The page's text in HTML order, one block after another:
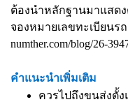
ต้องนำหลักฐานมาแสด
จองหมายเลขทะเบียนร
numther.com/blog/26-
คำแนะนำเพิ่มเติม
ควรไปถึงขนส่งตั้ง